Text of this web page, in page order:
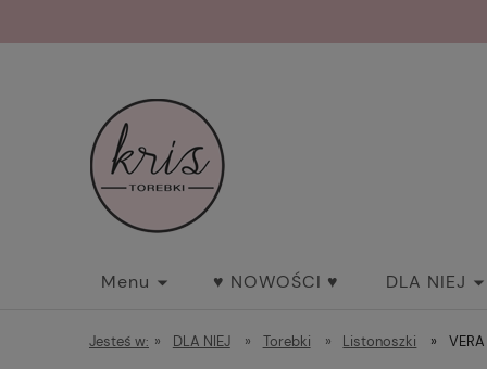
Menu ♥ NOWOŚCI ♥ DLA NIEJ
Jesteś w: » DLA NIEJ » Torebki » Listonoszki »